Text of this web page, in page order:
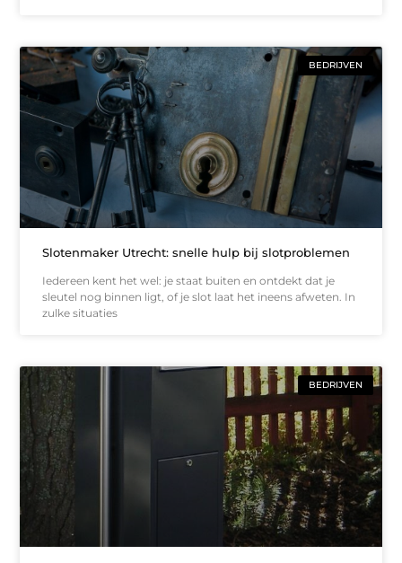
BEDRIJVEN
Slotenmaker Utrecht: snelle hulp bij slotproblemen
Iedereen kent het wel: je staat buiten en ontdekt dat je
sleutel nog binnen ligt, of je slot laat het ineens afweten. In
zulke situaties
BEDRIJVEN